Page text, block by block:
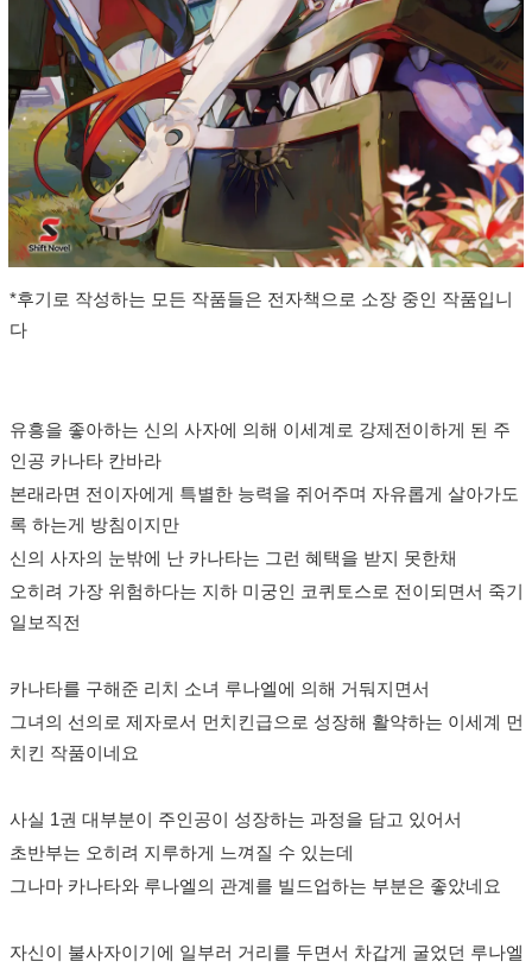
*후기로 작성하는 모든 작품들은 전자책으로 소장 중인 작품입니
다
유흥을 좋아하는 신의 사자에 의해 이세계로 강제전이하게 된 주
인공 카나타 칸바라
본래라면 전이자에게 특별한 능력을 쥐어주며 자유롭게 살아가도
록 하는게 방침이지만
신의 사자의 눈밖에 난 카나타는 그런 혜택을 받지 못한채
오히려 가장 위험하다는 지하 미궁인 코퀴토스로 전이되면서 죽기
일보직전
카나타를 구해준 리치 소녀 루나엘에 의해 거둬지면서
그녀의 선의로 제자로서 먼치킨급으로 성장해 활약하는 이세계 먼
치킨 작품이네요
사실 1권 대부분이 주인공이 성장하는 과정을 담고 있어서
초반부는 오히려 지루하게 느껴질 수 있는데
그나마 카나타와 루나엘의 관계를 빌드업하는 부분은 좋았네요
자신이 불사자이기에 일부러 거리를 두면서 차갑게 굴었던 루나엘